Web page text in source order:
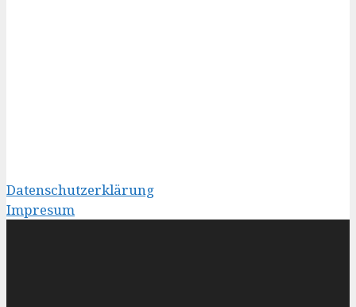
Datenschutzerklärung
Impresum